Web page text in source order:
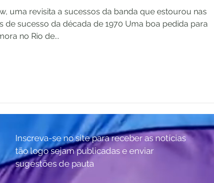
uma revisita a sucessos da banda que estourou nas
de sucesso da década de 1970 Uma boa pedida para
no Rio de...
Inscreva-se no site para receber as notícias
tão logo sejam publicadas e enviar
sugestões de pauta